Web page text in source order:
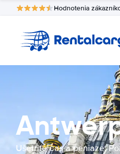
Hodnotenia
Ušetrite čas a peniaze.